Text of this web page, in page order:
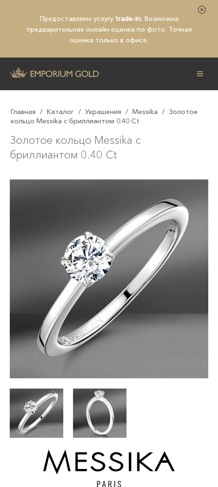
Предоставляем услугу trade-in. Возможна
предварительная онлайн оценка по фото. Точная
оценка только в офисе.
Главная / Каталог / Украшения / Messika / Золотое
кольцо Messika с бриллиантом 0.40 Ct
Золотое кольцо Messika с
бриллиантом 0.40 Ct